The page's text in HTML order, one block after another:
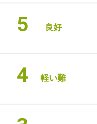
5 良好
4 軽い難